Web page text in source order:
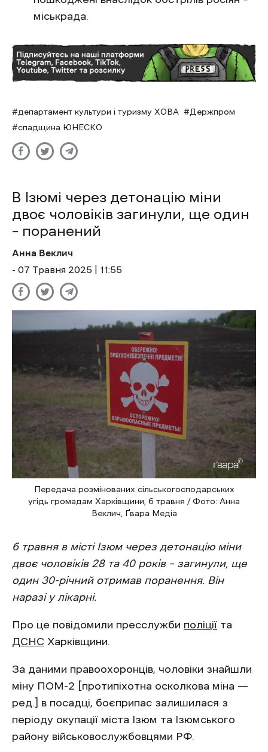
міськрада.
департамент культури і туризму ХОВА
Держпром
спадщина ЮНЕСКО
​​В Ізюмі через детонацію міни
двоє чоловіків загинули, ще один
– поранений
Анна Веклич
- 07 Травня 2025 | 11:55
Передача розмінованих сільськогосподарських
угідь громадам Харківщини, 6 травня / Фото: Анна
Веклич, Ґвара Медіа
6 травня в місті Ізюм через детонацію міни
двоє чоловіків 28 та 40 років – загинули, ще
один 30-річний отримав поранення. Він
наразі у лікарні.
Про це повідомили пресслужби поліції та
ДСНС Харківщини.
За даними правоохоронців, чоловіки знайшли
міну ПОМ-2 [протипіхотна осколкова міна —
ред.] в посадці, боєприпас залишилася з
періоду окупації міста Ізюм та Ізюмського
району військовослужбовцями РФ.